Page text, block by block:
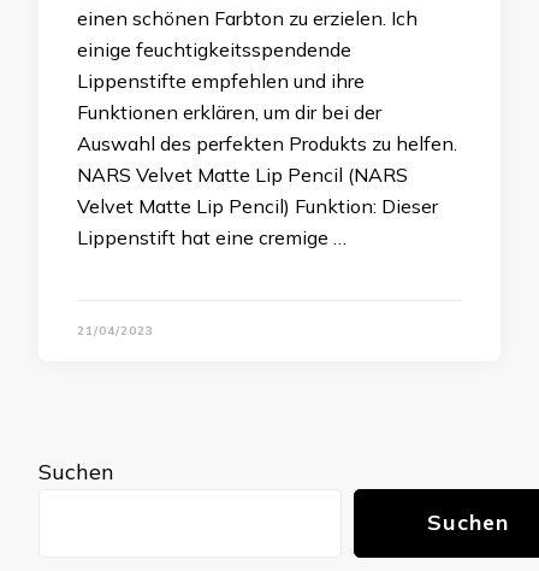
einen schönen Farbton zu erzielen. Ich
einige feuchtigkeitsspendende
Lippenstifte empfehlen und ihre
Funktionen erklären, um dir bei der
Auswahl des perfekten Produkts zu helfen.
NARS Velvet Matte Lip Pencil (NARS
Velvet Matte Lip Pencil) Funktion: Dieser
Lippenstift hat eine cremige …
21/04/2023
Suchen
Suchen